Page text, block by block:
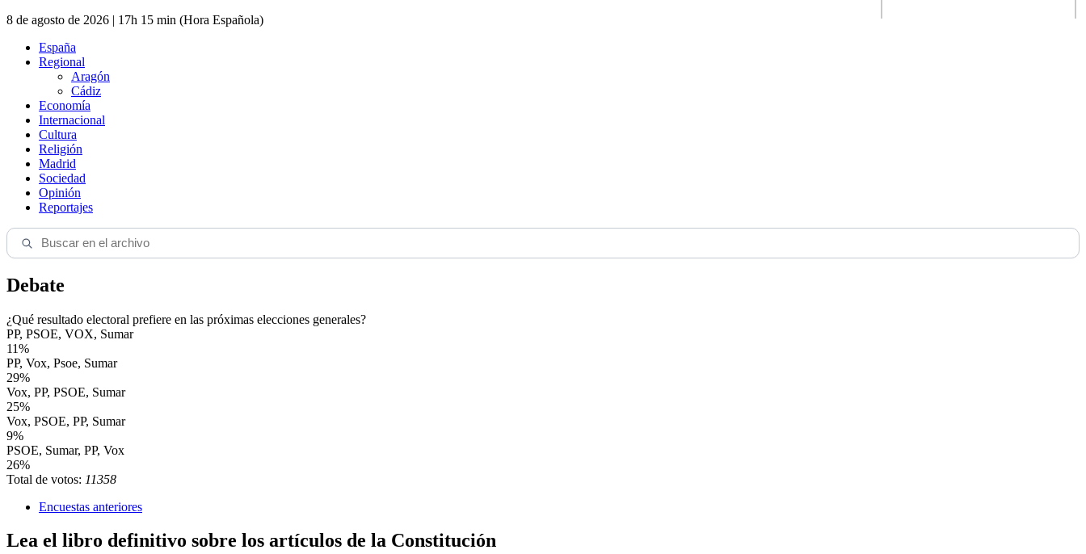
8 de agosto de 2026 | 17h 15 min (Hora Española)
España
Regional
Aragón
Cádiz
Economía
Internacional
Cultura
Religión
Madrid
Sociedad
Opinión
Reportajes
Debate
¿Qué resultado electoral prefiere en las próximas elecciones generales?
PP, PSOE, VOX, Sumar
11%
PP, Vox, Psoe, Sumar
29%
Vox, PP, PSOE, Sumar
25%
Vox, PSOE, PP, Sumar
9%
PSOE, Sumar, PP, Vox
26%
Total de votos: 11358
Encuestas anteriores
Lea el libro definitivo sobre los artículos de la Constitución